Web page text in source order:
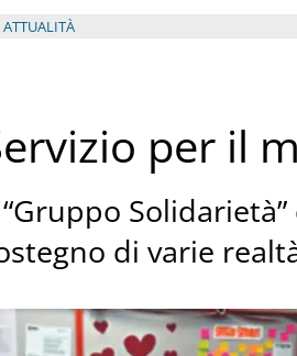
ATTUALITÀ
per il
di varie